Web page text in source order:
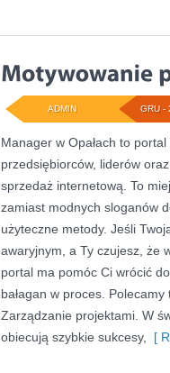
GRU -
ADMIN
Manager w Opałach to
przedsiębiorców, liderów
sprzedaż internetową. To
zamiast modnych sloganów
użyteczne metody. Jeśli
awaryjnym, a Ty czujesz, że
portal ma pomóc Ci wrócić
bałagan w proces.
Zarządzanie projektami. W
obiecują szybkie sukcesy,
[